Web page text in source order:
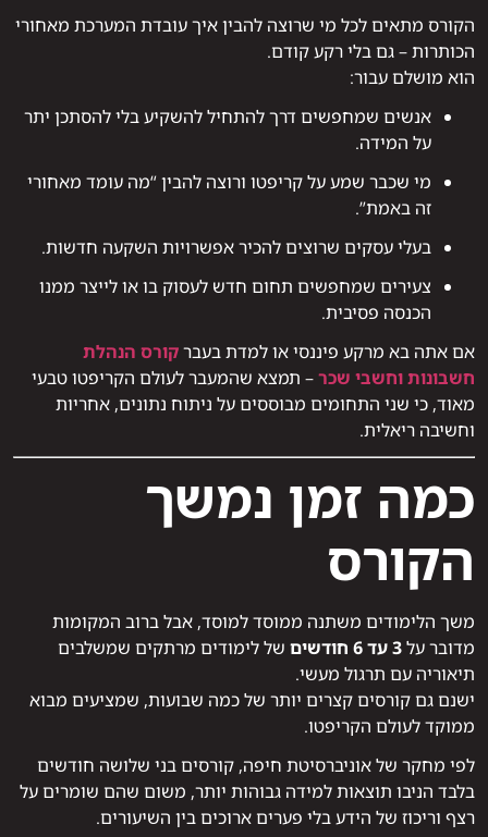
הקורס מתאים לכל מי שרוצה להבין איך עובדת המערכת מאחורי
הכותרות – גם בלי רקע קודם.
הוא מושלם עבור:
אנשים שמחפשים דרך להתחיל להשקיע בלי להסתכן יתר
על המידה.
מי שכבר שמע על קריפטו ורוצה להבין “מה עומד מאחורי
זה באמת”.
בעלי עסקים שרוצים להכיר אפשרויות השקעה חדשות.
צעירים שמחפשים תחום חדש לעסוק בו או לייצר ממנו
הכנסה פסיבית.
אם אתה בא מרקע פיננסי או למדת בעברקורס הנהלת
חשבונות וחשבי שכר– תמצא שהמעבר לעולם הקריפטו טבעי
מאוד, כי שני התחומים מבוססים על ניתוח נתונים, אחריות
וחשיבה ריאלית.
כמה זמן נמשך
הקורס
משך הלימודים משתנה ממוסד למוסד, אבל ברוב המקומות
מדובר על3 עד 6 חודשים
של לימודים מרתקים שמשלבים
תיאוריה עם תרגול מעשי.
ישנם גם קורסים קצרים יותר של כמה שבועות, שמציעים מבוא
ממוקד לעולם הקריפטו.
לפי מחקר של אוניברסיטת חיפה, קורסים בני שלושה חודשים
בלבד הניבו תוצאות למידה גבוהות יותר, משום שהם שומרים על
רצף וריכוז של הידע בלי פערים ארוכים בין השיעורים.